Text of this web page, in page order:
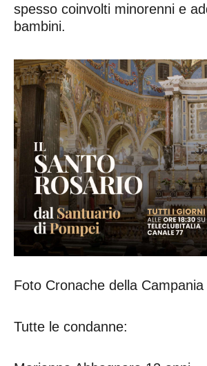
spesso coinvolti minorenni e
bambini.
Foto Cronache della Campania
Tutte le condanne: